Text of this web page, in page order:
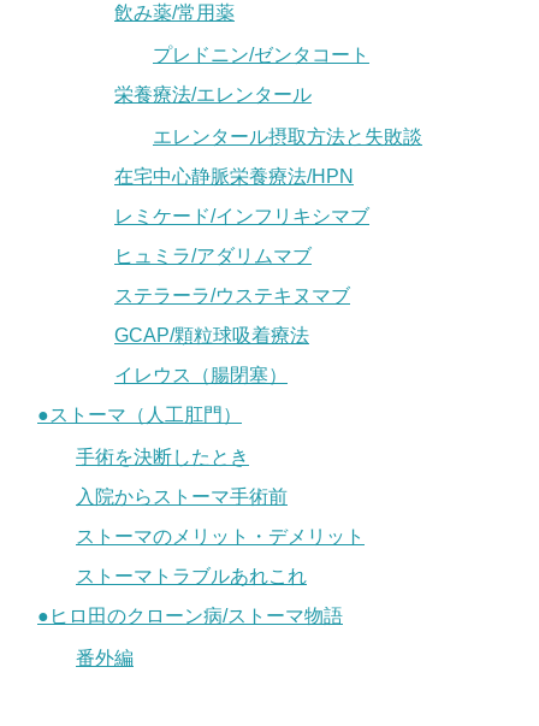
飲み薬/常用薬
プレドニン/ゼンタコート
栄養療法/エレンタール
エレンタール摂取方法と失敗談
在宅中心静脈栄養療法/HPN
レミケード/インフリキシマブ
ヒュミラ/アダリムマブ
ステラーラ/ウステキヌマブ
GCAP/顆粒球吸着療法
イレウス（腸閉塞）
●ストーマ（人工肛門）
手術を決断したとき
入院からストーマ手術前
ストーマのメリット・デメリット
ストーマトラブルあれこれ
●ヒロ田のクローン病/ストーマ物語
番外編